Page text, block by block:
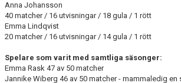
Anna Johansson
40 matcher / 16 utvisningar / 18 gula / 1 rött
Emma Lindqvist
20 matcher / 16 utvisningar / 14 gula / 1 rött
Spelare som varit med samtliga säsonger:
Emma Rask 47 av 50 matcher
Jannike Wiberg 46 av 50 matcher - mammaledig en